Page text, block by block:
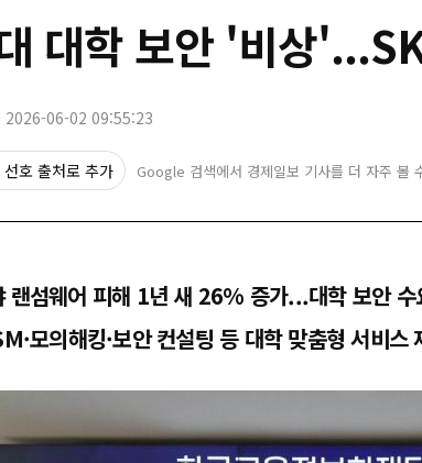
대학 보안 '비상
2026-06-02 09:55:23
호 출처로 추가 Google 검색에서 경제일보 기사를 더 자주 볼
랜섬웨어 피해 1년 새 26% 증가...대학 보안 수
모의해킹·보안 컨설팅 등 대학 맞춤형 서비스